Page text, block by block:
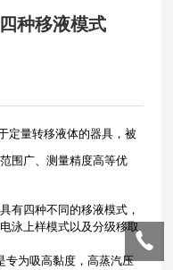
种移液模式
定量转移液体的器具，被
围广、测量精度高等优
四种不同的移液模式，
泳上样模式以及分级移取
为吸高黏度，高蒸汽压